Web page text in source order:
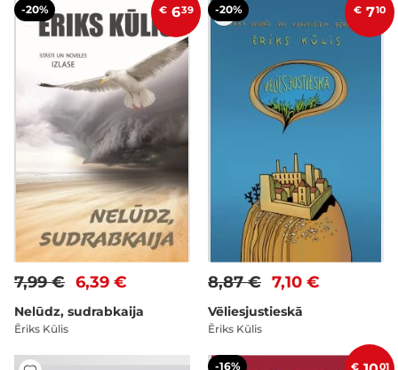
-20% € 639
6,39 €
7,99 €
Nelūdz, sudrabkaija
Ēriks Kūlis
-20% € 710
7,10 €
8,87 €
Vēliesjustieskā
Ēriks Kūlis
-16% € 01